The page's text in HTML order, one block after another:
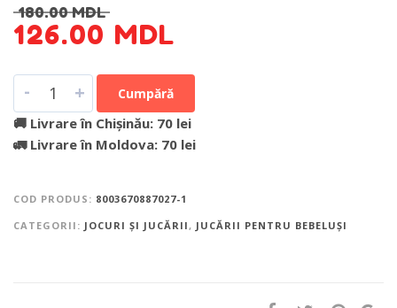
180.00MDL
126.00 MDL
- + Cumpără
🚚 Livrare în Chișinău: 70 lei
🚛 Livrare în Moldova: 70 lei
COD PRODUS: 8003670887027-1
CATEGORII: JOCURI ȘI JUCĂRII , JUCĂRII PENTRU BEBELUȘI